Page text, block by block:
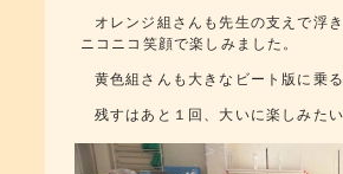
オレンジ組さんも先生の支えで浮
ニコニコ笑顔で楽しみました。
黄色組さんも大きなビート版に乗
残すはあと１回、大いに楽しみたい